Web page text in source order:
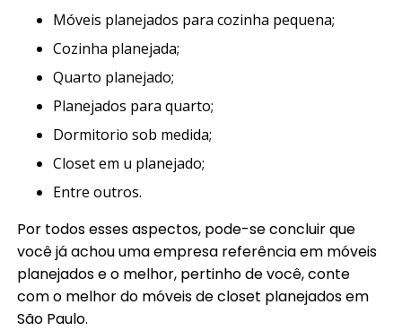
móveis planejados para cozinha pequena;
cozinha planejada;
quarto planejado;
planejados para quarto;
dormitorio sob medida;
closet em u planejado;
entre outros.
Por todos esses aspectos, pode-se concluir que
você já achou uma empresa referência em móveis
planejados e o melhor, pertinho de você, conte
com o melhor do móveis de closet planejados em
São Paulo.